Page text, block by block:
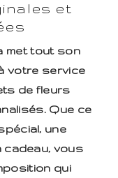
et
met tout son
votre service
de fleurs
Que ce
une
cadeau, vous
qui